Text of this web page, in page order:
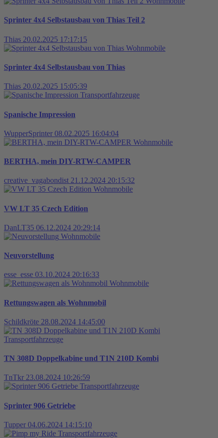
Sprinter 4x4 Selbstausbau von Thias Teil 2
Thias 20.02.2025 17:17:15
Wohnmobile
Sprinter 4x4 Selbstausbau von Thias
Thias 20.02.2025 15:05:39
Transportfahrzeuge
Spanische Impression
WupperSprinter 08.02.2025 16:04:04
Wohnmobile
BERTHA, mein DIY-RTW-CAMPER
creative_vagabondist 21.12.2024 20:15:32
Wohnmobile
VW LT 35 Czech Edition
DanLT35 06.12.2024 20:29:14
Wohnmobile
Neuvorstellung
esse_esse 03.10.2024 20:16:33
Wohnmobile
Rettungswagen als Wohnmobil
Schildkröte 28.08.2024 14:45:00
Transportfahrzeuge
TN 308D Doppelkabine und T1N 210D Kombi
TnTkr 23.08.2024 10:26:59
Transportfahrzeuge
Sprinter 906 Getriebe
Tupper 04.06.2024 14:15:10
Transportfahrzeuge